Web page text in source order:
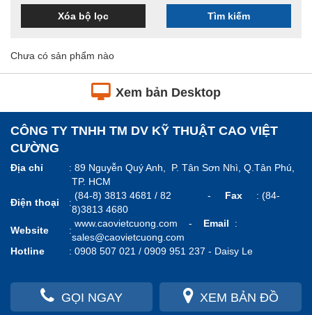
Xóa bộ lọc Tìm kiếm
Chưa có sản phẩm nào
Xem bản Desktop
CÔNG TY TNHH TM DV KỸ THUẬT CAO VIỆT
CƯỜNG
Địa chỉ : 89 Nguyễn Quý Anh, P. Tân Sơn Nhì, Q.Tân Phú,
TP. HCM
Điện thoại
:
(84-8) 3813 4681 / 82 - Fax
: (84-
8)3813 4680
Website
:
www.caovietcuong.com - Email :
sales@caovietcuong.com
Hotline
: 0908 507 021 / 0909 951 237 - Daisy Le
GỌI NGAY XEM BẢN ĐỒ